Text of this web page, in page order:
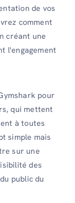
de vos
comment
créant une
l'engagement
pour
qui mettent
à toutes
simple mais
sur une
des
public du